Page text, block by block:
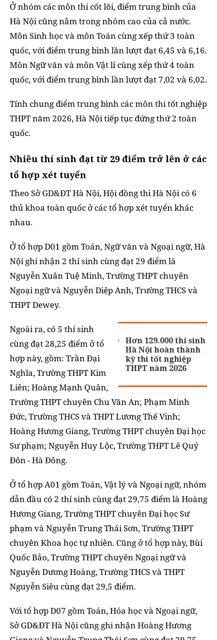
Ở nhóm các môn thi cốt lõi, điểm trung bình của
Hà Nội cũng nằm trong nhóm cao của cả nước.
Môn Sinh học và môn Toán cùng xếp thứ 3 toàn
quốc, với điểm trung bình lần lượt đạt 6,45 và 6,16.
Môn Ngữ văn và môn Vật lí cùng xếp thứ 4 toàn
quốc, với điểm trung bình lần lượt đạt 7,02 và 6,02.
Tính chung điểm trung bình các môn thi tốt nghiệp
THPT năm 2026, Hà Nội tiếp tục đứng thứ 2 toàn
quốc.
Nhiều thí sinh đạt từ 29 điểm trở lên ở các
tổ hợp xét tuyển
Theo Sở GD&ĐT Hà Nội, Hội đồng thi Hà Nội có 6
thủ khoa toàn quốc ở các tổ hợp xét tuyển khác
nhau.
Ở tổ hợp D01 gồm Toán, Ngữ văn và Ngoại ngữ, Hà
Nội ghi nhận 2 thí sinh cùng đạt 29 điểm là
Nguyễn Xuân Tuệ Minh, Trường THPT chuyên
Ngoại ngữ và Nguyễn Diệp Anh, Trường THCS và
THPT Dewey.
Hơn 129.000 thí sinh
Hà Nội hoàn thành
kỳ thi tốt nghiệp
THPT năm 2026
Ngoài ra, có 5 thí sinh
cùng đạt 28,25 điểm ở tổ
hợp này, gồm: Trần Đại
Nghĩa, Trường THPT Kim
Liên; Hoàng Mạnh Quân,
Trường THPT chuyên Chu Văn An; Phạm Minh
Đức, Trường THCS và THPT Lương Thế Vinh;
Hoàng Hương Giang, Trường THPT chuyên Đại học
Sư phạm; Nguyễn Huy Lộc, Trường THPT Lê Quý
Đôn - Hà Đông.
Ở tổ hợp A01 gồm Toán, Vật lý và Ngoại ngữ, nhóm
dẫn đầu có 2 thí sinh cùng đạt 29,75 điểm là Hoàng
Hương Giang, Trường THPT chuyên Đại học Sư
phạm và Nguyễn Trung Thái Sơn, Trường THPT
chuyên Khoa học tự nhiên. Cũng ở tổ hợp này, Bùi
Quốc Bảo, Trường THPT chuyên Ngoại ngữ và
Nguyễn Dương Hoàng, Trường THCS và THPT
Nguyễn Siêu cùng đạt 29,5 điểm.
Với tổ hợp D07 gồm Toán, Hóa học và Ngoại ngữ,
Sở GD&ĐT Hà Nội cũng ghi nhận Hoàng Hương